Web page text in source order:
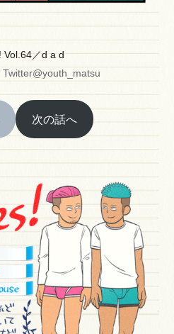
Vol.64／d a d
Twitter@youth_matsu
次の話へ